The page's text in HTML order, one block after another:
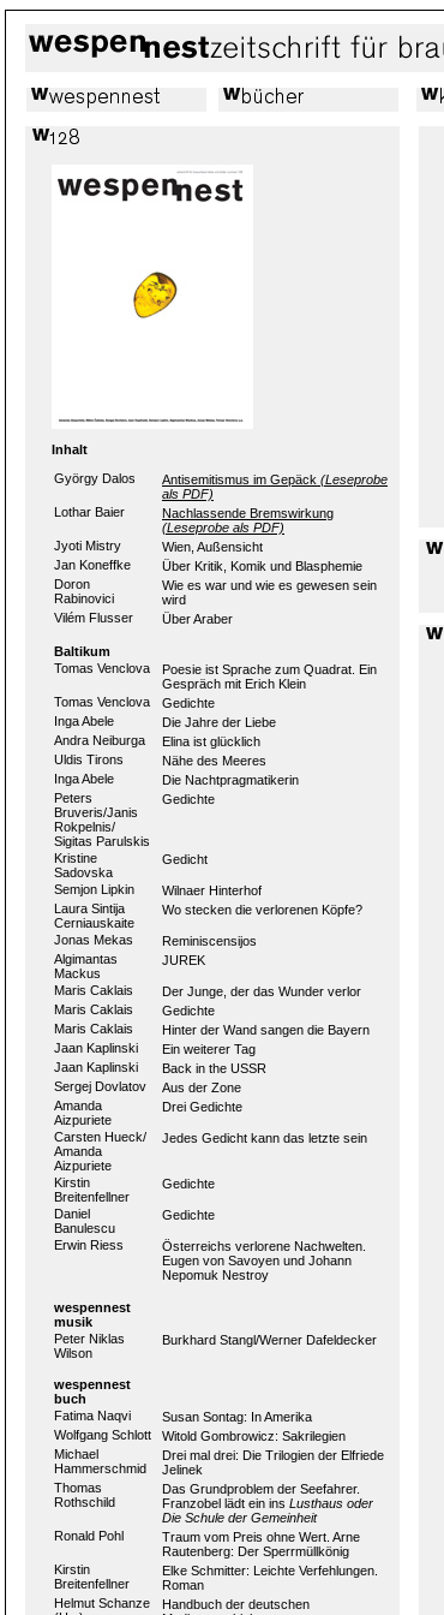
Inhalt
György Dalos Antisemitismus im Gepäck (Leseprobe
als PDF)
Lothar Baier
Nachlassende Bremswirkung
(Leseprobe als PDF)
Jyoti Mistry
Wien, Außensicht
Jan Koneffke
Über Kritik, Komik und Blasphemie
Doron
Rabinovici
Wie es war und wie es gewesen sein
wird
Vilém Flusser
Über Araber
Baltikum
Tomas Venclova
Poesie ist Sprache zum Quadrat. Ein
Gespräch mit Erich Klein
Tomas Venclova
Gedichte
Inga Abele
Die Jahre der Liebe
Andra Neiburga
Elina ist glücklich
Uldis Tirons
Nähe des Meeres
Inga Abele
Die Nachtpragmatikerin
Peters
Bruveris/Janis
Rokpelnis/
Sigitas Parulskis
Gedichte
Kristine
Sadovska
Gedicht
Semjon Lipkin
Wilnaer Hinterhof
Laura Sintija
Cerniauskaite
Wo stecken die verlorenen Köpfe?
Jonas Mekas
Reminiscensijos
Algimantas
Mackus
JUREK
Maris Caklais
Der Junge, der das Wunder verlor
Maris Caklais
Gedichte
Maris Caklais
Hinter der Wand sangen die Bayern
Jaan Kaplinski
Ein weiterer Tag
Jaan Kaplinski
Back in the USSR
Sergej Dovlatov
Aus der Zone
Amanda
Aizpuriete
Drei Gedichte
Carsten Hueck/
Amanda
Aizpuriete
Jedes Gedicht kann das letzte sein
Kirstin
Breitenfellner
Gedichte
Daniel
Banulescu
Gedichte
Erwin Riess
Österreichs verlorene Nachwelten.
Eugen von Savoyen und Johann
Nepomuk Nestroy
wespennest
musik
Peter Niklas
Wilson
Burkhard Stangl/Werner Dafeldecker
wespennest
buch
Fatima Naqvi
Susan Sontag: In Amerika
Wolfgang Schlott
Witold Gombrowicz: Sakrilegien
Michael
Hammerschmid
Drei mal drei: Die Trilogien der Elfriede
Jelinek
Thomas
Rothschild
Das Grundproblem der Seefahrer.
Franzobel lädt ein ins Lusthaus oder
Die Schule der Gemeinheit
Ronald Pohl
Traum vom Preis ohne Wert. Arne
Rautenberg: Der Sperrmüllkönig
Kirstin
Breitenfellner
Elke Schmitter: Leichte Verfehlungen.
Roman
Helmut Schanze
Handbuch der deutschen